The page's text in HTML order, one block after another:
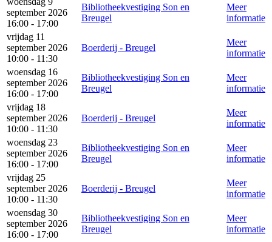
september 2026
16:00 - 17:00
Bibliotheekvestiging Son en
Breugel
Meer
informatie
vrijdag 11
september 2026
10:00 - 11:30
Boerderij - Breugel
Meer
informatie
woensdag 16
september 2026
16:00 - 17:00
Bibliotheekvestiging Son en
Breugel
Meer
informatie
vrijdag 18
september 2026
10:00 - 11:30
Boerderij - Breugel
Meer
informatie
woensdag 23
september 2026
16:00 - 17:00
Bibliotheekvestiging Son en
Breugel
Meer
informatie
vrijdag 25
september 2026
10:00 - 11:30
Boerderij - Breugel
Meer
informatie
woensdag 30
september 2026
16:00 - 17:00
Bibliotheekvestiging Son en
Breugel
Meer
informatie